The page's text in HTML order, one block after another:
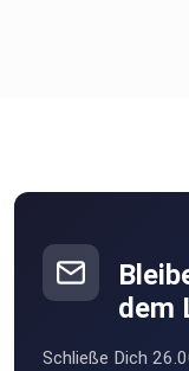
dem
Schließe Dich